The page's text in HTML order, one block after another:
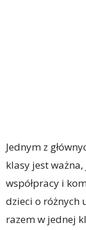
Jednym z
klasy jest
współpracy i
dzieci o różnych
razem w jednej